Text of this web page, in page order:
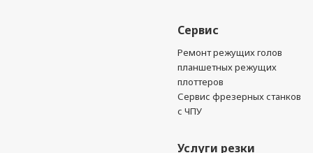
Сервис
Ремонт режущих голов
планшетных режущих
плоттеров
Сервис фрезерных станков
с ЧПУ
Услуги резки